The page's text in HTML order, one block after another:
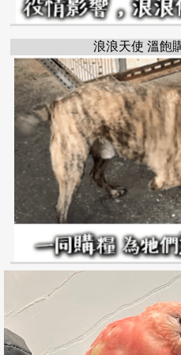
浪浪天使 溫飽
土城區 新北市
TUCHENG